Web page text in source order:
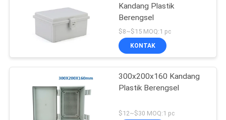
Kandang Plastik
Berengsel
$8~$15 MOQ:1 pc
KONTAK
300x200x160 Kandang
Plastik Berengsel
$12~$30 MOQ:1 pc